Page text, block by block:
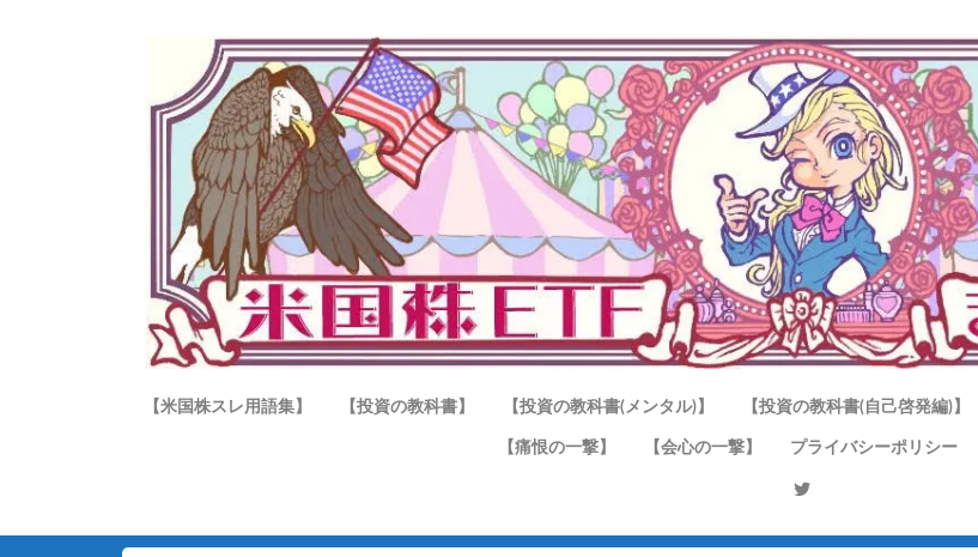
【米国株スレ用語集】 【投資の教科書】 【投資の教科書(メンタル)】 【投資の教科書(自己啓発編)】
【痛恨の一撃】 【会心の一撃】 プライバシーポリシー